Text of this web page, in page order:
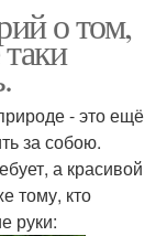
о том,
- это ещё
за собою.
а красивой
тому, кто
руки: